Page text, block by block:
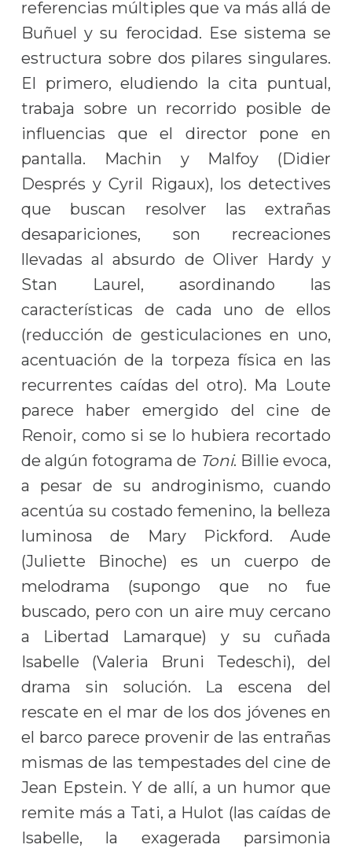
referencias múltiples que va más allá de
Buñuel y su ferocidad. Ese sistema se
estructura sobre dos pilares singulares.
El primero, eludiendo la cita puntual,
trabaja sobre un recorrido posible de
influencias que el director pone en
pantalla. Machin y Malfoy (Didier
Després y Cyril Rigaux), los detectives
que buscan resolver las extrañas
desapariciones, son recreaciones
llevadas al absurdo de Oliver Hardy y
Stan Laurel, asordinando las
características de cada uno de ellos
(reducción de gesticulaciones en uno,
acentuación de la torpeza física en las
recurrentes caídas del otro). Ma Loute
parece haber emergido del cine de
Renoir, como si se lo hubiera recortado
de algún fotograma de Toni. Billie evoca,
a pesar de su androginismo, cuando
acentúa su costado femenino, la belleza
luminosa de Mary Pickford. Aude
(Juliette Binoche) es un cuerpo de
melodrama (supongo que no fue
buscado, pero con un aire muy cercano
a Libertad Lamarque) y su cuñada
Isabelle (Valeria Bruni Tedeschi), del
drama sin solución. La escena del
rescate en el mar de los dos jóvenes en
el barco parece provenir de las entrañas
mismas de las tempestades del cine de
Jean Epstein. Y de allí, a un humor que
remite más a Tati, a Hulot (las caídas de
Isabelle, la exagerada parsimonia